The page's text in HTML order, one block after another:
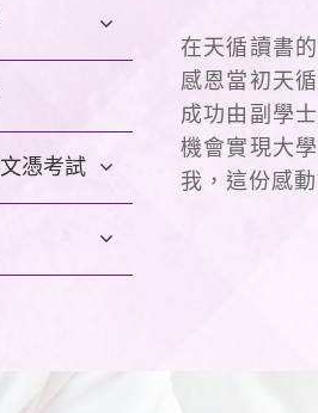
憑考試
在天循讀書
感恩當初天
成功由副學
機會實現大
我，這份感